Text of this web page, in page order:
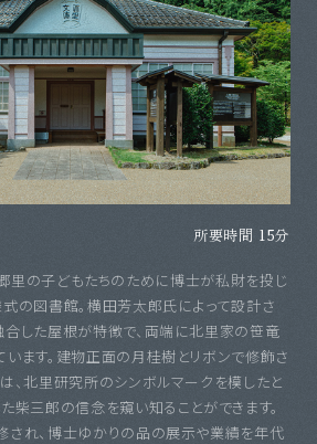
所要時間 15分
郷里の子どもたちのために博士が私財を投じ
の図書館。横田芳太郎氏によって設計さ
合した屋根が特徴で、両端に北里家の笹竜
ます。建物正面の月桂樹とリボンで修飾さ
、北里研究所のシンボルマークを模したと
柴三郎の信念を窺い知ることができます。
され、博士ゆかりの品の展示や業績を年代